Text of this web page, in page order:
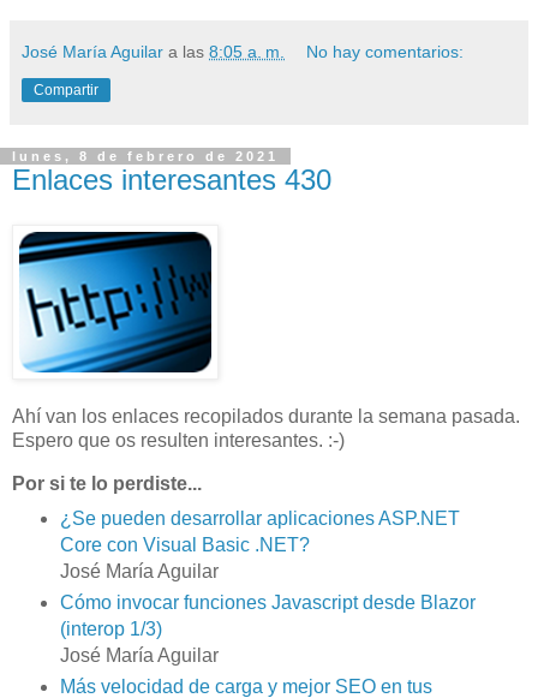
José María Aguilar a las 8:05 a. m. No hay comentarios:
Compartir
lunes, 8 de febrero de 2021
Enlaces interesantes 430
Ahí van los enlaces recopilados durante la semana pasada.
Espero que os resulten interesantes. :-)
Por si te lo perdiste...
¿Se pueden desarrollar aplicaciones ASP.NET
Core con Visual Basic .NET?
José María Aguilar
Cómo invocar funciones Javascript desde Blazor
(interop 1/3)
José María Aguilar
Más velocidad de carga y mejor SEO en tus